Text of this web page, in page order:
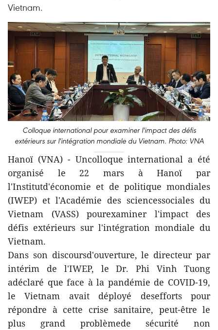
Vietnam.
Colloque international pour examiner l'impact des défis
extérieurs sur l'intégration mondiale du Vietnam. Photo: VNA
Hanoï (VNA) - Uncolloque international a été
organisé le 22 mars à Hanoï par
l'Institutd'économie et de politique mondiales
(IWEP) et l'Académie des sciencessociales du
Vietnam (VASS) pourexaminer l'impact des
défis extérieurs sur l'intégration mondiale du
Vietnam.
Dans son discoursd'ouverture, le directeur par
intérim de l'IWEP, le Dr. Phi Vinh Tuong
adéclaré que face à la pandémie de COVID-19,
le Vietnam avait déployé desefforts pour
répondre à cette crise sanitaire, peut-être le
plus grand problèmede sécurité non